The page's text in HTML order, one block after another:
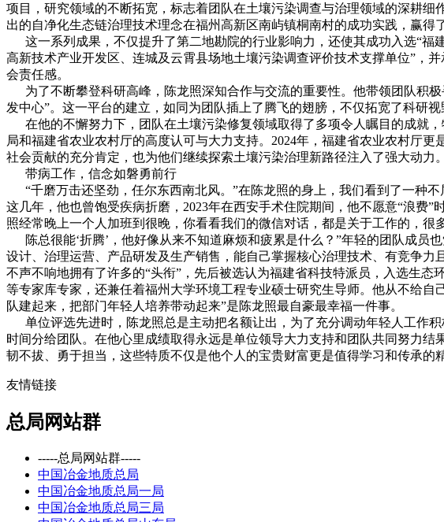
项目，研究领域的不断拓宽，标志着团队在土壤污染调查与治理领域的深耕
出的自净化生态链治理技术理念在福州高新区南屿镇桐南村的成功实践，赢得
这一系列成果，不仅提升了第二地勘院的行业影响力，还使其成功入选“福
高新技术产业开发区、连城及云霄县场地土壤污染调查评价技术支撑单位”，
会责任感。
为了不断攀登科研高峰，陈龙照深知合作与交流的重要性。他带领团队积
发中心”。这一平台的建立，如同为团队插上了腾飞的翅膀，不仅拓宽了科研
在他的不懈努力下，团队在土壤污染修复领域取得了多项令人瞩目的成就
局和福建省农业农村厅的高度认可与大力支持。2024年，福建省农业农村厅
社会贡献的充分肯定，也为他们继续探索土壤污染治理新路径注入了强大动力。
带病工作，信念如磐勇前行
“千磨万击还坚劲，任尔东西南北风。”在陈龙照的身上，我们看到了一种
这几年，他也曾饱受疾病折磨，2023年在西安手术住院期间，他不愿意“浪费
照经常晚上一个人加班到很晚，你看看我们的微信对话，都是关于工作的，很
陈总很能‘折腾’，他好像从来不知道麻烦和疲累是什么？”年轻的团队成员
设计、治理运营、产品研发及生产销售，能自己掌握核心治理技术、有竞争力
不声不响地拥有了许多的“头衔”，先后被选认为福建省科技特派员，入选生
等专家库专家，还兼任着福州大学环境工程专业硕士研究生导师。他从不给
队建起来，把部门年轻人培养带动起来”是陈龙照最自豪最幸福一件事。
单位评选先进时，陈龙照总是主动把名额让出，为了充分调动年轻人工作
时间分给团队。在他心里成绩取得永远是单位领导大力支持和团队共同努力
韧不拔、勇于担当，这些特质不仅是他个人的宝贵财富更是值得学习和传承的
友情链接
总局网站群
-----总局网站群-----
中国冶金地质总局
中国冶金地质总局一局
中国冶金地质总局三局